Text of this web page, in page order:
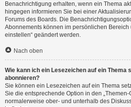
Benachrichtigung erhalten, wenn ein Thema
hingegen informieren Sie bei einer
Forums des Boards. Die
Abonnements können im persönlichen Bereich
einstellen“ geändert werden.
Nach oben
Wie kann ich ein Lesezeichen auf ein Thema
abonnieren?
Sie können ein Lesezeichen auf ein Thema
Sie die entsprechende Option in den
normalerweise ober- und unterhalb des